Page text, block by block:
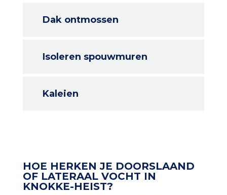
Dak ontmossen
Isoleren spouwmuren
Kaleien
HOE HERKEN JE DOORSLAAND
OF LATERAAL VOCHT IN
KNOKKE-HEIST?